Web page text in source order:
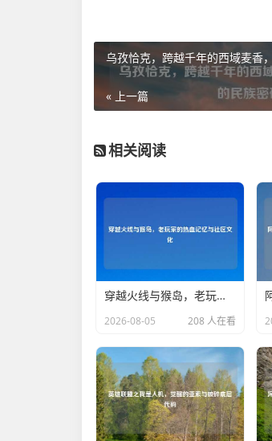
乌孜恰克，跨越千年的西域麦香
« 上一篇
相关阅读
穿越火线与猴岛，老玩家的热血记忆与社区文化
2026-08-05 208 人在看